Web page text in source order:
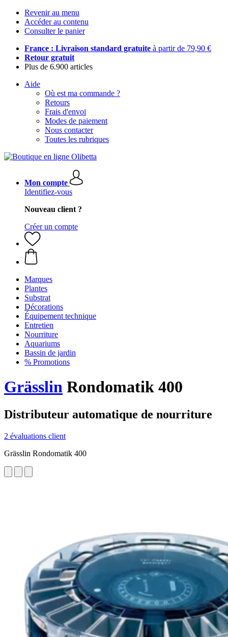
Revenir au menu
Accéder au contenu
Consulter le panier
France : Livraison standard gratuite à partir de 79,90 €
Retour gratuit
Plus de 6.900 articles
Aide
Où est ma commande ?
Retours
Frais d'envoi
Modes de paiement
Nous contacter
Toutes les rubriques
Mon compte
Identifiez-vous
Nouveau client ?
Créer un compte
Marques
Plantes
Substrat
Décorations
Équipement technique
Entretien
Nourriture
Aquariums
Bassin de jardin
% Promotions
Grässlin Rondomatik 400
Distributeur automatique de nourriture
2 évaluations client
Grässlin Rondomatik 400